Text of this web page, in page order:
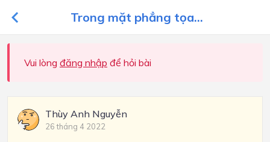
Trong mặt phẳng tọa...
Vui lòng đăng nhập để hỏi bài
Thùy Anh Nguyễn
26 tháng 4 2022